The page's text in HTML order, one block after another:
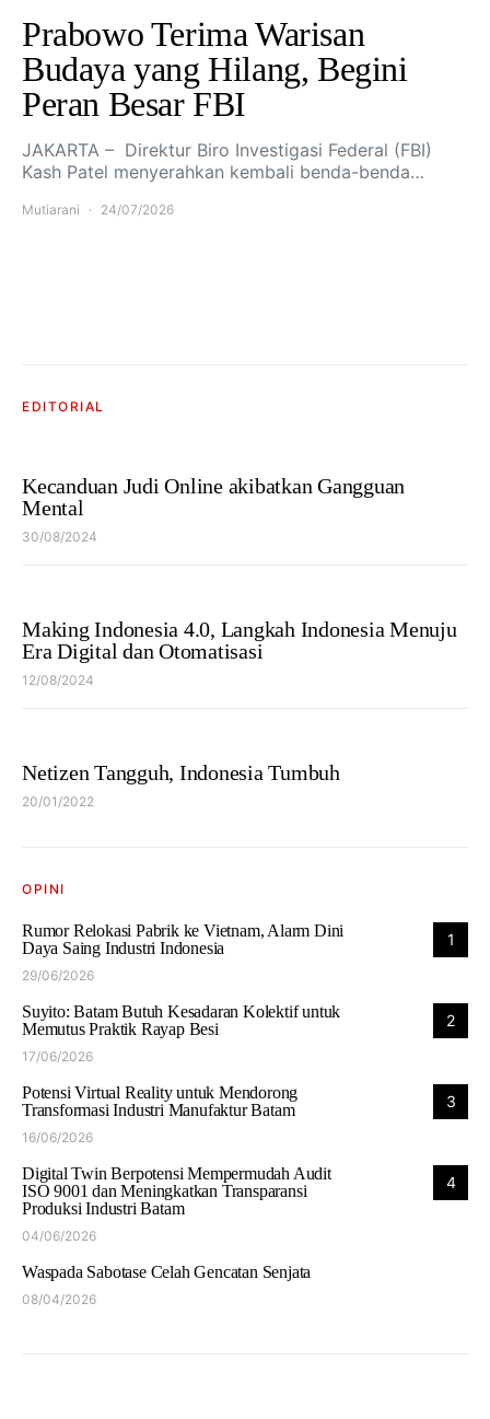
Prabowo Terima Warisan
Budaya yang Hilang, Begini
Peran Besar FBI
JAKARTA – Direktur Biro Investigasi Federal (FBI)
Kash Patel menyerahkan kembali benda-benda…
Mutiarani 24/07/2026
EDITORIAL
Kecanduan Judi Online akibatkan Gangguan
Mental
30/08/2024
Making Indonesia 4.0, Langkah Indonesia Menuju
Era Digital dan Otomatisasi
12/08/2024
Netizen Tangguh, Indonesia Tumbuh
20/01/2022
OPINI
1
Rumor Relokasi Pabrik ke Vietnam, Alarm Dini
Daya Saing Industri Indonesia
29/06/2026
2
Suyito: Batam Butuh Kesadaran Kolektif untuk
Memutus Praktik Rayap Besi
17/06/2026
3
Potensi Virtual Reality untuk Mendorong
Transformasi Industri Manufaktur Batam
16/06/2026
4
Digital Twin Berpotensi Mempermudah Audit
ISO 9001 dan Meningkatkan Transparansi
Produksi Industri Batam
04/06/2026
Waspada Sabotase Celah Gencatan Senjata
08/04/2026